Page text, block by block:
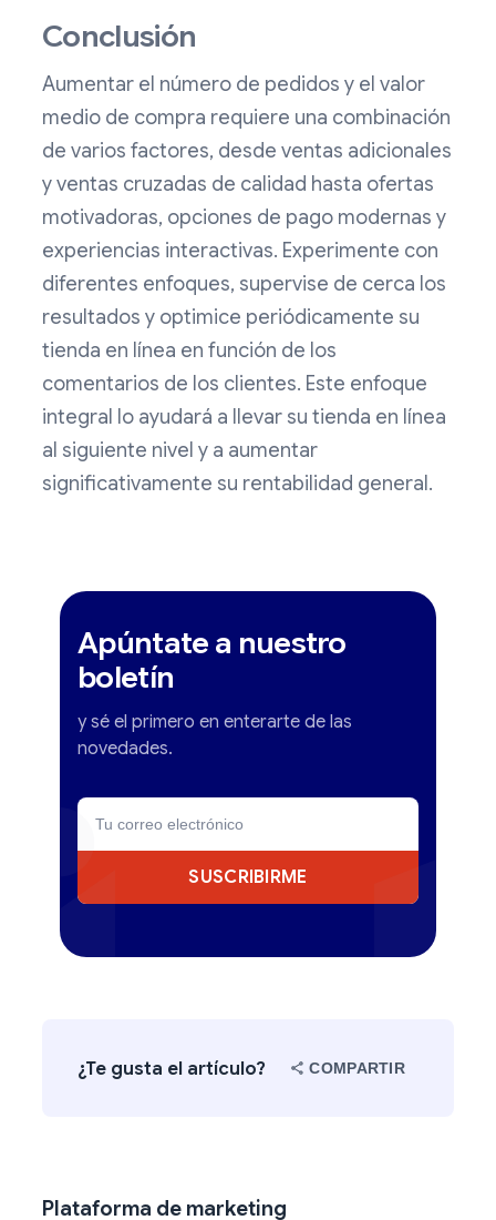
Conclusión
Aumentar el número de pedidos y el valor
medio de compra requiere una combinación
de varios factores, desde ventas adicionales
y ventas cruzadas de calidad hasta ofertas
motivadoras, opciones de pago modernas y
experiencias interactivas. Experimente con
diferentes enfoques, supervise de cerca los
resultados y optimice periódicamente su
tienda en línea en función de los
comentarios de los clientes. Este enfoque
integral lo ayudará a llevar su tienda en línea
al siguiente nivel y a aumentar
significativamente su rentabilidad general.
Apúntate a nuestro
boletín
y sé el primero en enterarte de las
novedades.
SUSCRIBIRME
¿Te gusta el artículo? COMPARTIR
Plataforma de marketing